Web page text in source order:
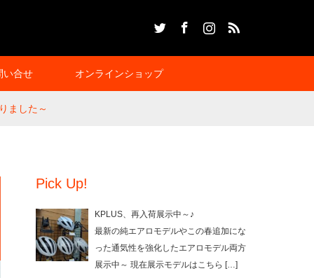
い合せ オンラインショップ
ました～
Pick Up!
KPLUS、再入荷展示中～♪
最新の純エアロモデルやこの春追加にな
った通気性を強化したエアロモデル両方
展示中～ 現在展示モデルはこちら […]